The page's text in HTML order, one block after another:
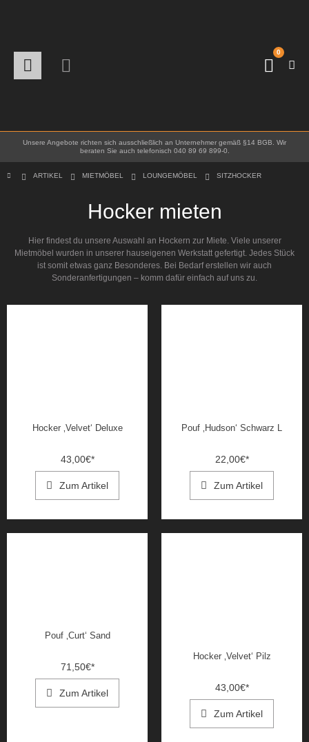
0
Unsere Angebote richten sich ausschließlich an Unternehmer gemäß §14 BGB. Wir
beraten Sie auch telefonisch 040 89 69 899-0.
ARTIKEL MIETMÖBEL LOUNGEMÖBEL SITZHOCKER
Hocker mieten
Hier findest du unsere Auswahl an Hockern zur Miete. Viele unserer
Mietmöbel wurden in unserer hauseigenen Werkstatt gefertigt. Jedes Stück
ist somit etwas ganz Besonderes. Bei Bedarf erstellen wir auch
Sonderanfertigungen – komm dafür einfach auf uns zu.
Hocker ‚Velvet‘ Deluxe
43,00€*
Zum Artikel
Pouf ‚Hudson‘ Schwarz L
22,00€*
Zum Artikel
Pouf ‚Curt‘ Sand
71,50€*
Zum Artikel
Hocker ‚Velvet‘ Pilz
43,00€*
Zum Artikel